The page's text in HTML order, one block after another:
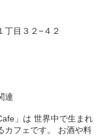
丁目３２−４２
連
」は 世界中で生まれ
カフェです。 お酒や料